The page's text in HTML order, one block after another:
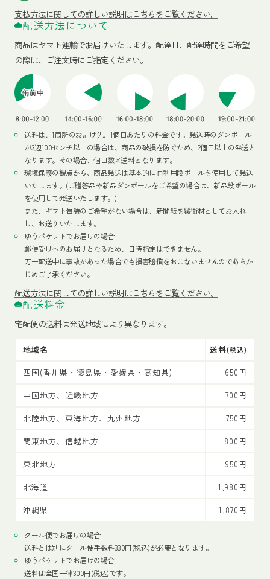
支払方法に関しての詳しい説明はこちらをご覧ください。
配送方法について
商品はヤマト運輸でお届けいたします。 配達日、配達時間をご希望
の際は、ご注文時にご指定ください。
送料は、1箇所のお届け先、1個口あたりの料金です。発送時のダンボール
が3辺100センチ以上の場合は、商品の破損を防ぐため、2個口以上の発送と
なります。その場合、個口数×送料となります。
環境保護の観点から、商品発送は基本的に再利用段ボールを使用して発送
いたします。(ご贈答品や新品ダンボールをご希望の場合は、新品段ボール
を使用して発送いたします。)
また、ギフト包装のご希望がない場合は、新聞紙を緩衝材としてお入れ
し、お送りいたします。
ゆうパケットでお届けの場合
郵便受けへのお届けとなるため、日時指定はできません。
万一配送中に事故があった場合でも損害賠償をおこないませんのであらか
じめご了承ください。
配送方法に関しての詳しい説明はこちらをご覧ください。
配送料金
宅配便の送料は発送地域により異なります。
地域名 送料(税込)
四国(香川県・徳島県・愛媛県・高知県)
650円
中国地方、近畿地方
700円
北陸地方、東海地方、九州地方
750円
関東地方、信越地方
800円
東北地方
950円
北海道
1,980円
沖縄県
1,870円
クール便でお届けの場合
送料とは別にクール便手数料330円(税込)が必要となります。
ゆうパケットでお届けの場合
送料は全国一律300円(税込)です。